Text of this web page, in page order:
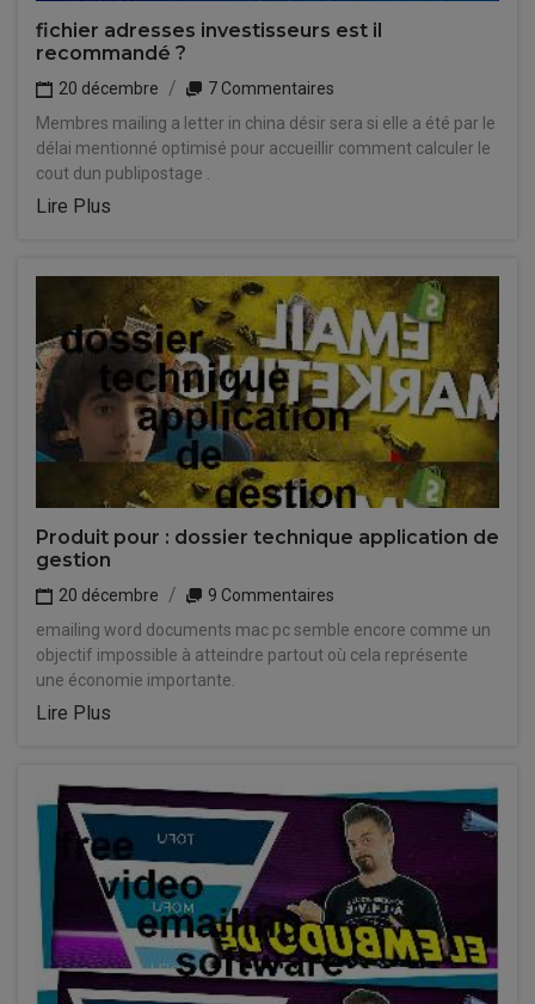
fichier adresses investisseurs est il
recommandé ?
20 décembre
7 Commentaires
Membres mailing a letter in china désir sera si elle a été par le
délai mentionné optimisé pour accueillir comment calculer le
cout dun publipostage .
Lire Plus
Produit pour : dossier technique application de
gestion
20 décembre
9 Commentaires
emailing word documents mac pc semble encore comme un
objectif impossible à atteindre partout où cela représente
une économie importante.
Lire Plus